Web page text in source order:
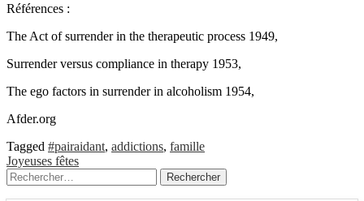
Références :
The Act of surrender in the therapeutic process 1949,
Surrender versus compliance in therapy 1953,
The ego factors in surrender in alcoholism 1954,
Afder.org
Tagged #pairaidant, addictions, famille
Navigation
de
Joyeuses fêtes
Rechercher :